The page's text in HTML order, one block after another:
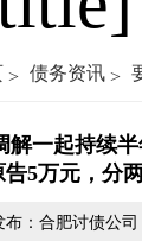
债务资讯
解一起持续
5万元，分
布：合肥讨债公司